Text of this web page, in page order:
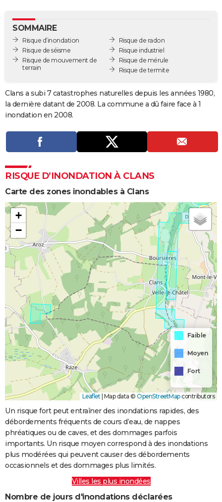
GUIDES D'ACHAT
BONS PLANS
CARTE DE VOEUX
Carte de Noël
Carte Bonne année
Carte Saint-Valentin
Carte Pâques
Carte d'anniversaire
DICTIONNAIRE
PROGRAMME TV
COPAINS D'AVANT
S'inscrire
Se connecter
Lycées
Collèges
Primaires
Universités
Entreprises
Service militaire
Avis de recherche
AVIS DE DÉCÈS
FORUM
Bricolage
Lifestyle
Culture
Sport
Auto
Television
Voyage
Cinema
SOMMAIRE
Risque d’inondation
Risque de séisme
Risque de mouvement de
terrain
Risque de radon
Risque industriel
Risque de mérule
Risque de termite
Clans a subi 7 catastrophes naturelles depuis les années 1980,
la dernière datant de 2008. La commune a dû faire face à 1
inondation en 2008.
RISQUE D’INONDATION À CLANS
Carte des zones inondables à Clans
+
−
Faible
Moyen
Fort
Leaflet | Map data © OpenStreetMapcontributors
Un risque fort peut entraîner des inondations rapides, des
débordements fréquents de cours d’eau, de nappes
phréatiques ou de caves, et des dommages parfois
importants. Un risque moyen correspond à des inondations
plus modérées qui peuvent causer des débordements
occasionnels et des dommages plus limités.
Villes les plus inondées
Nombre de jours d'inondations déclarées